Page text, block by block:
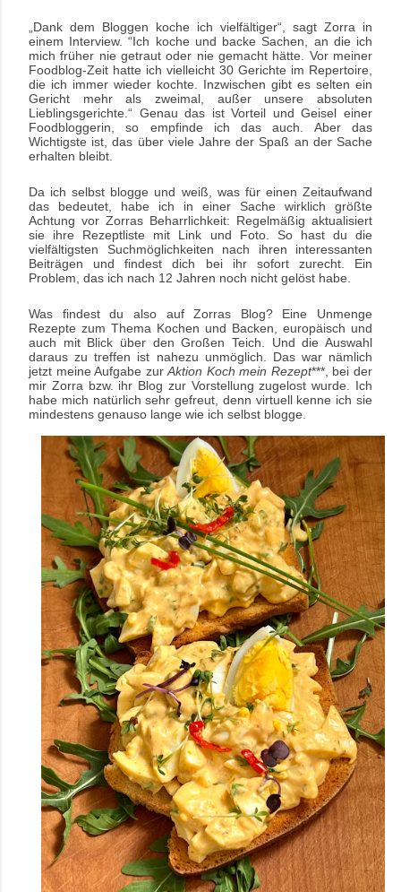
„Dank dem Bloggen koche ich vielfältiger“, sagt Zorra in
einem Interview. “Ich koche und backe Sachen, an die ich
mich früher nie getraut oder nie gemacht hätte. Vor meiner
Foodblog-Zeit hatte ich vielleicht 30 Gerichte im Repertoire,
die ich immer wieder kochte. Inzwischen gibt es selten ein
Gericht mehr als zweimal, außer unsere absoluten
Lieblingsgerichte.“ Genau das ist Vorteil und Geisel einer
Foodbloggerin, so empfinde ich das auch. Aber das
Wichtigste ist, das über viele Jahre der Spaß an der Sache
erhalten bleibt.
Da ich selbst blogge und weiß, was für einen Zeitaufwand
das bedeutet, habe ich in einer Sache wirklich größte
Achtung vor Zorras Beharrlichkeit: Regelmäßig aktualisiert
sie ihre Rezeptliste mit Link und Foto. So hast du die
vielfältigsten Suchmöglichkeiten nach ihren interessanten
Beiträgen und findest dich bei ihr sofort zurecht. Ein
Problem, das ich nach 12 Jahren noch nicht gelöst habe.
Was findest du also auf Zorras Blog? Eine Unmenge
Rezepte zum Thema Kochen und Backen, europäisch und
auch mit Blick über den Großen Teich. Und die Auswahl
daraus zu treffen ist nahezu unmöglich. Das war nämlich
jetzt meine Aufgabe zurAktion Koch mein Rezept***, bei der
mir Zorra bzw. ihr Blog zur Vorstellung zugelost wurde. Ich
habe mich natürlich sehr gefreut, denn virtuell kenne ich sie
mindestens genauso lange wie ich selbst blogge.